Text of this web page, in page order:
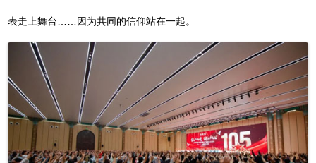
表走上舞台……因为共同的信仰站在一起。